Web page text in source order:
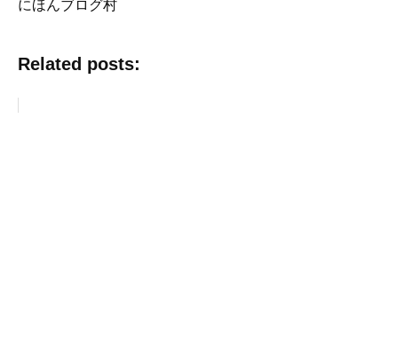
にほんブログ村
Related posts: